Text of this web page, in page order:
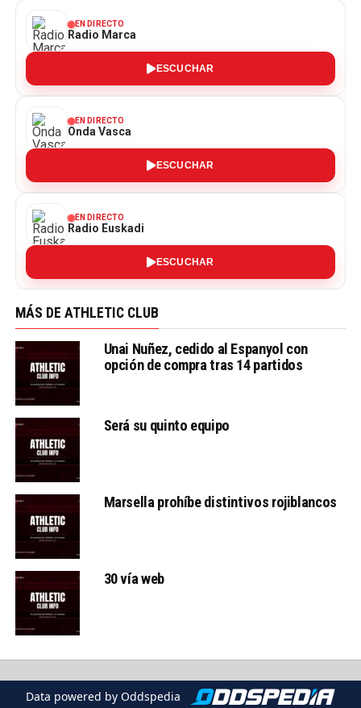
EN DIRECTO
Radio Marca
ESCUCHAR
EN DIRECTO
Onda Vasca
ESCUCHAR
EN DIRECTO
Radio Euskadi
ESCUCHAR
MÁS DE ATHLETIC CLUB
Unai Nuñez, cedido al Espanyol con
opción de compra tras 14 partidos
Será su quinto equipo
Marsella prohíbe distintivos rojiblancos
30 vía web
Data powered by Oddspedia